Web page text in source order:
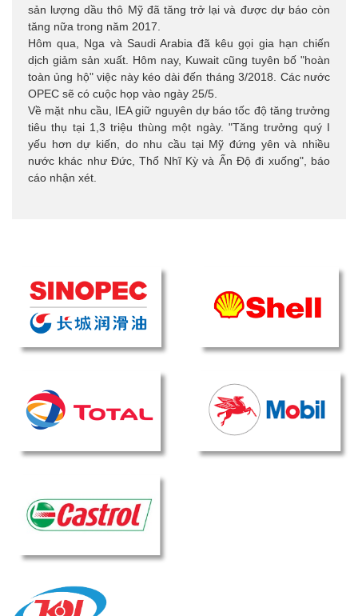
sản lượng dầu thô Mỹ đã tăng trở lại và được dự báo còn
tăng nữa trong năm 2017.
Hôm qua, Nga và Saudi Arabia đã kêu gọi gia hạn chiến
dịch giảm sản xuất. Hôm nay, Kuwait cũng tuyên bố "hoàn
toàn ủng hộ" việc này kéo dài đến tháng 3/2018. Các nước
OPEC sẽ có cuộc họp vào ngày 25/5.
Về mặt nhu cầu, IEA giữ nguyên dự báo tốc độ tăng trưởng
tiêu thụ tại 1,3 triệu thùng một ngày. "Tăng trưởng quý I
yếu hơn dự kiến, do nhu cầu tại Mỹ đứng yên và nhiều
nước khác như Đức, Thổ Nhĩ Kỳ và Ấn Độ đi xuống", báo
cáo nhận xét.